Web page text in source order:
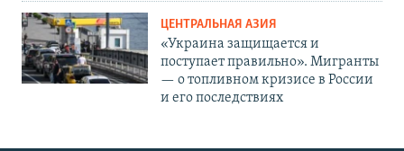
ЦЕНТРАЛЬНАЯ АЗИЯ
«Украина защищается и
поступает правильно». Мигранты
— о топливном кризисе в России
и его последствиях